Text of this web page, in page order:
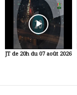
JT de 20h du 07 août 2026